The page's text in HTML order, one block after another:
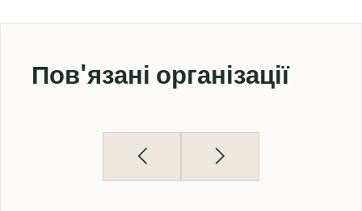
Пов'язані організації